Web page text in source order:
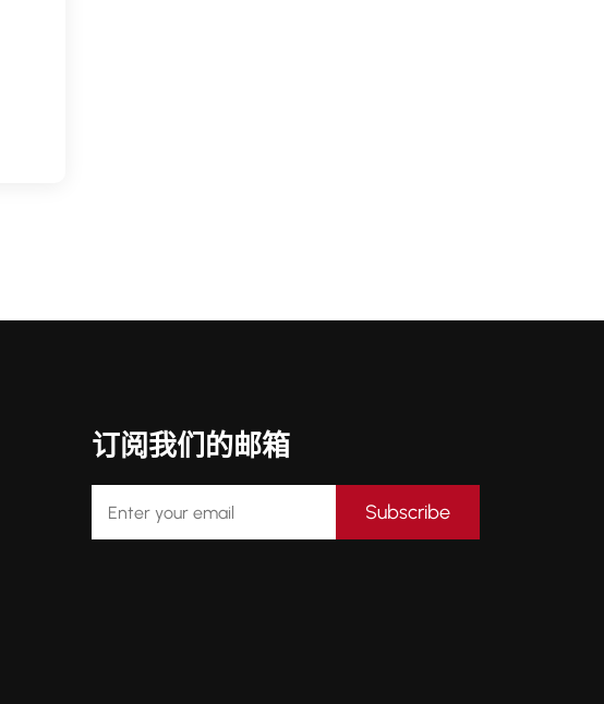
订阅我们的邮箱
Subscribe